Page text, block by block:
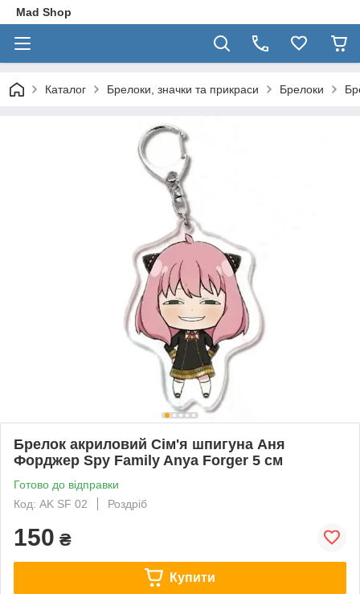
Mad Shop
Каталог Брелоки, значки та прикраси Брелоки
Брелок акриловий Сім'я шпигуна Аня
Форджер Spy Family Anya Forger 5 см
Готово до відправки
Код: AK SF 02
Роздріб
150 ₴
Купити